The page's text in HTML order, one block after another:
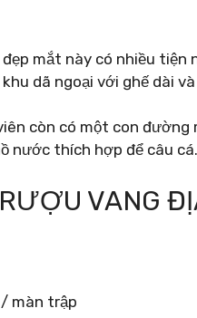
mắt này có nhiều tiện
dã ngoại với ghế dài
còn có một con
nước thích hợp để câu cá.
VANG
/ màn trập